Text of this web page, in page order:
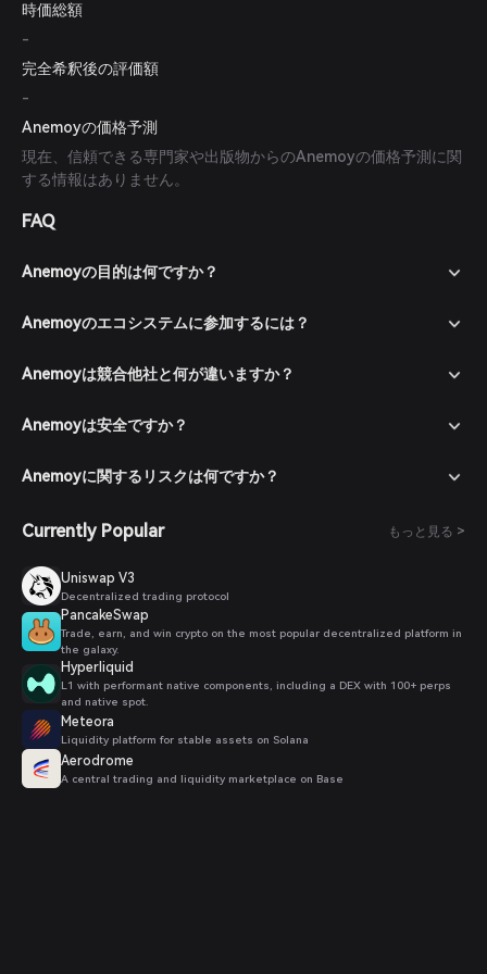
時価総額
-
完全希釈後の評価額
-
Anemoyの価格予測
現在、信頼できる専門家や出版物からのAnemoyの価格予測に関
する情報はありません。
FAQ
Anemoyの目的は何ですか？
Anemoyのエコシステムに参加するには？
Anemoyは競合他社と何が違いますか？
Anemoyは安全ですか？
Anemoyに関するリスクは何ですか？
Currently Popular もっと見る >
Uniswap V3
Decentralized trading protocol
PancakeSwap
Trade, earn, and win crypto on the most popular decentralized platform in
the galaxy.
Hyperliquid
L1 with performant native components, including a DEX with 100+ perps
and native spot.
Meteora
Liquidity platform for stable assets on Solana
Aerodrome
A central trading and liquidity marketplace on Base